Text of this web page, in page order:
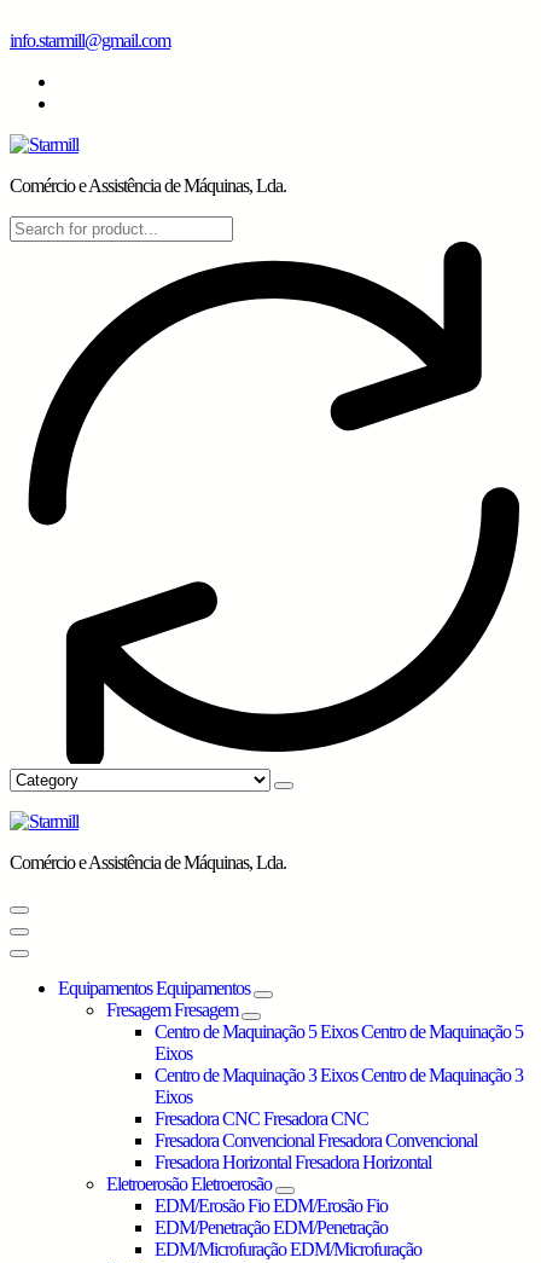
Skip
content
info.starmill@gmail.com
Comércio e Assistência de Máquinas, Lda.
Comércio e Assistência de Máquinas, Lda.
EquipamentosEquipamentos
FresagemFresagem
Centro de Maquinação 5 EixosCentro de Maquinação 5
Eixos
Centro de Maquinação 3 EixosCentro de Maquinação 3
Eixos
Fresadora CNCFresadora CNC
Fresadora ConvencionalFresadora Convencional
Fresadora HorizontalFresadora Horizontal
EletroerosãoEletroerosão
EDM/Erosão FioEDM/Erosão Fio
EDM/PenetraçãoEDM/Penetração
EDM/MicrofuraçãoEDM/Microfuração